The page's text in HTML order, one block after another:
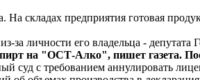
складах предприятия готовая
за личности его владельца -
на "ОСТ-Алко", пишет газета.
суд с требованием аннулировать